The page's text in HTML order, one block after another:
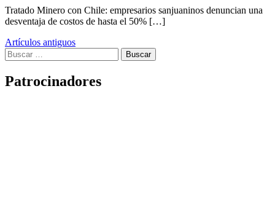
Tratado Minero con Chile: empresarios sanjuaninos denuncian una
desventaja de costos de hasta el 50% […]
Navegación
de
entradas
Artículos antiguos
Buscar:
Patrocinadores